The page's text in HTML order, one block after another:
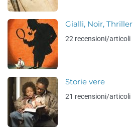
Gialli, Noir, Thriller
22 recensioni/articoli
Storie vere
21 recensioni/articoli